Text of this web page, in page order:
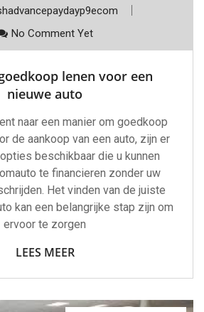
No Comment Yet
lenen voor een
nieuwe auto
naar een manier om goedkoop
de aankoop van een auto, zijn er
beschikbaar die u kunnen
te financieren zonder uw
Het vinden van de juiste
kan een belangrijke stap zijn om
ervoor te zorgen
LEES MEER